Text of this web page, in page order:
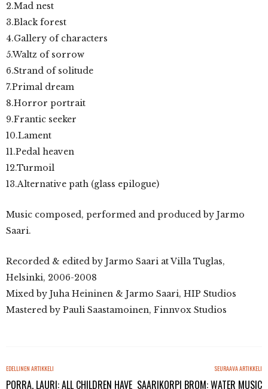
2.Mad nest
3.Black forest
4.Gallery of characters
5.Waltz of sorrow
6.Strand of solitude
7.Primal dream
8.Horror portrait
9.Frantic seeker
10.Lament
11.Pedal heaven
12.Turmoil
13.Alternative path (glass epilogue)
Music composed, performed and produced by Jarmo
Saari.
Recorded & edited by Jarmo Saari at Villa Tuglas,
Helsinki, 2006-2008
Mixed by Juha Heininen & Jarmo Saari, HIP Studios
Mastered by Pauli Saastamoinen, Finnvox Studios
EDELLINEN ARTIKKELI
PORRA, LAURI: ALL CHILDREN HAVE
SEURAAVA ARTIKKELI
SAARIKORPI BROM: WATER MUSIC